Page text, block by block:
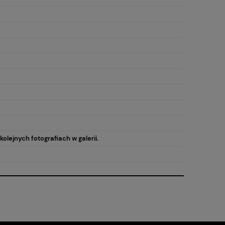
fotografiach w galerii.